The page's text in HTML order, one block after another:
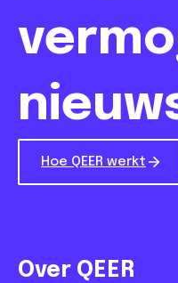
Hoe QEER werkt
Over QEER